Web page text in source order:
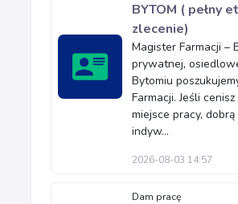
BYTOM ( pełny
zlecenie)
Magister Farmacji –
prywatnej,
Bytomiu
Farmacji. Jeśli
miejsce pracy,
indyw...
2026-08-03 14:57
Dam pracę